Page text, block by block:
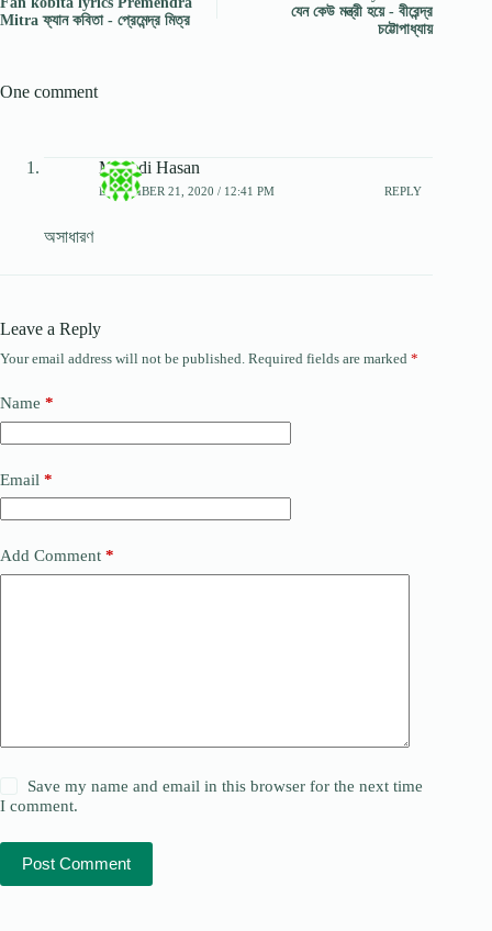
Mitra ফ্যান কবিতা - প্রেমেন্দ্র মিত্র
যেন কেউ মন্ত্রী হয়ে - বীরেন্দ্র
চট্টোপাধ্যায়
One comment
Mehedi Hasan
DECEMBER 21, 2020 / 12:41 PM REPLY
অসাধারণ
Leave a Reply
Your email address will not be published. Required fields are marked *
Name *
Email *
Add Comment *
Save my name and email in this browser for the next time
I comment.
Post Comment